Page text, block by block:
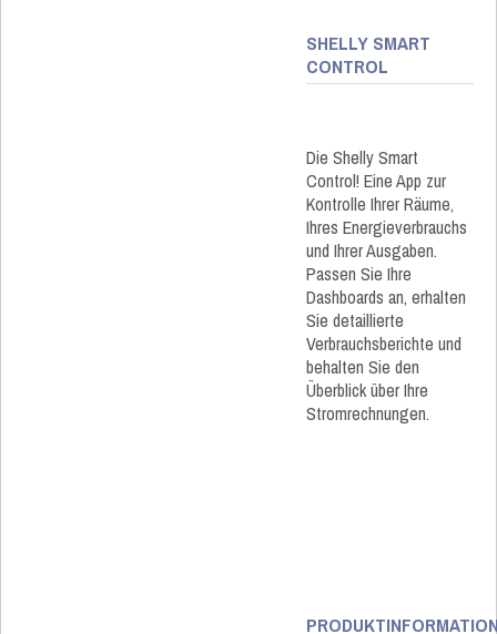
SHELLY SMART
CONTROL
Die Shelly Smart
Control! Eine App zur
Kontrolle Ihrer Räume,
Ihres Energieverbrauchs
und Ihrer Ausgaben.
Passen Sie Ihre
Dashboards an, erhalten
Sie detaillierte
Verbrauchsberichte und
behalten Sie den
Überblick über Ihre
Stromrechnungen.